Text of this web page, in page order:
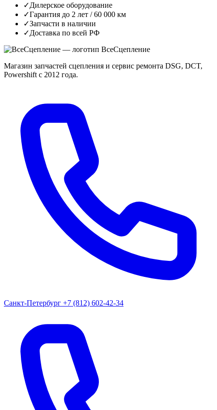
✓Дилерское оборудование
✓Гарантия до 2 лет / 60 000 км
✓Запчасти в наличии
✓Доставка по всей РФ
ВсеСцепление
Магазин запчастей сцепления и сервис ремонта DSG, DCT,
Powershift с 2012 года.
Санкт-Петербург +7 (812) 602-42-34